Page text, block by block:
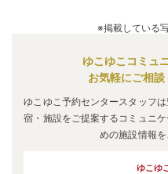
※掲載している
ゆこゆこコミュ
お気軽にご相談
ゆこゆこ予約センタースタッフ
宿・施設をご提案するコミュニ
めの施設情報を
ゆこゆ